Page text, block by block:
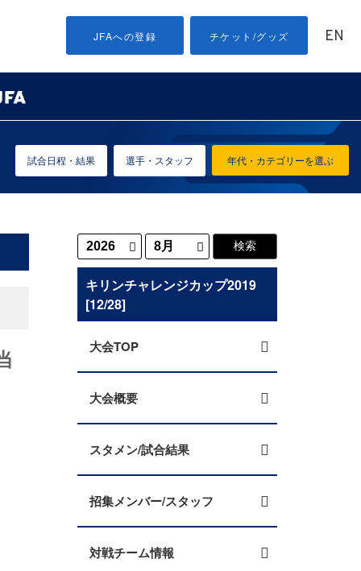
JFAへの登録 チケット/グッズ EN
年代・カテゴリーを選ぶ
試合日程・結果 選手・スタッフ
キリンチャレンジカップ2019
[12/28]
大会TOP
大会概要
スタメン/試合結果
招集メンバー/スタッフ
対戦チーム情報